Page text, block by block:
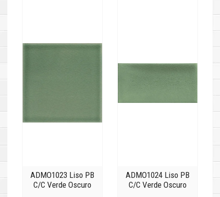
ADMO1023 Liso PB
C/C Verde Oscuro
ADMO1024 Liso PB
C/C Verde Oscuro